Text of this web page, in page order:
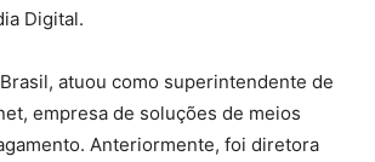
Digital.
atuou como superintendente de
empresa de soluções de meios
Anteriormente, foi diretora